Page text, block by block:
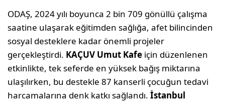
ODAŞ, 2024 yılı boyunca 2 bin 709 gönüllü çalışma
saatine ulaşarak eğitimden sağlığa, afet bilincinden
sosyal desteklere kadar önemli projeler
gerçekleştirdi. KAÇUV Umut Kafe için düzenlenen
etkinlikte, tek seferde en yüksek bağış miktarına
ulaşılırken, bu destekle 87 kanserli çocuğun tedavi
harcamalarına denk katkı sağlandı.İstanbul